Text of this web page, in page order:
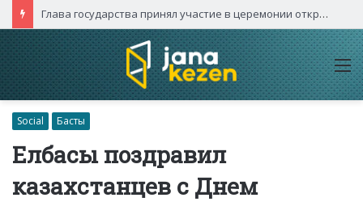
Глава государства принял участие в церемонии открытия международного турнира «Игры будущего – 2026»
Social Басты
Елбасы поздравил
казахстанцев с Днем